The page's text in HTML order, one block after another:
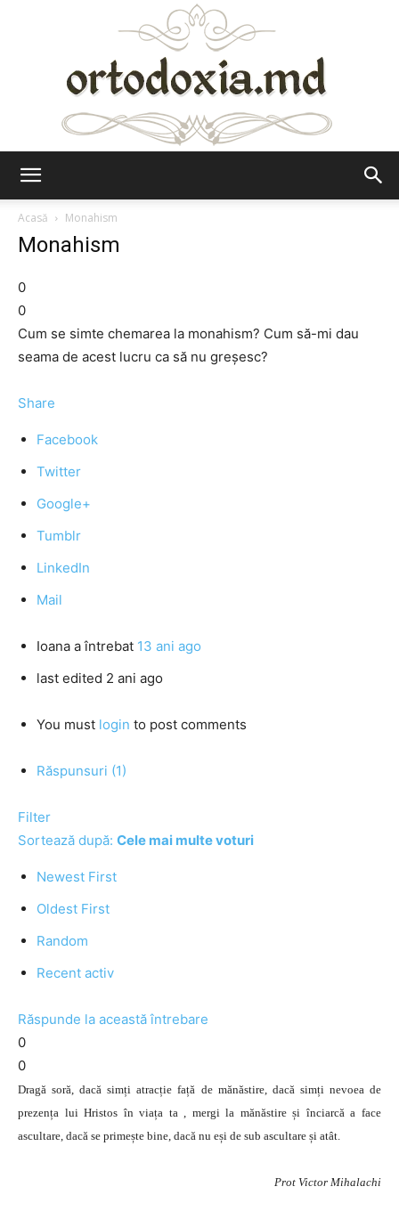
Acasă
Monahism
Monahism
0
0
Cum se simte chemarea la monahism? Cum să-mi dau
seama de acest lucru ca să nu greșesc?
Share
Facebook
Twitter
Google+
Tumblr
LinkedIn
Mail
Ioana a întrebat 13 ani ago
last edited 2 ani ago
You must login to post comments
Răspunsuri (1)
Filter
Sortează după: Cele mai multe voturi
Newest First
Oldest First
Random
Recent activ
Răspunde la această întrebare
0
0
Dragă soră, dacă simți atracție față de mănăstire, dacă simți nevoea de
prezența lui Hristos în viața ta , mergi la mănăstire și înciarcă a face
ascultare, dacă se primește bine, dacă nu eși de sub ascultare și atât.
Prot Victor Mihalachi